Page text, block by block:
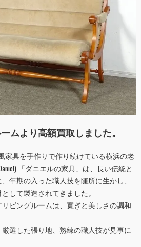
ムより高額買取しました。
家具を手作りで作り続けている横浜の老
「ダニエルの家具」は、長い伝統と
年期の入った職人技を随所に生かし、
して製造されてきました。
ビングルームは、寛ぎと美しさの調和
選した張り地、熟練の職人技が見事に